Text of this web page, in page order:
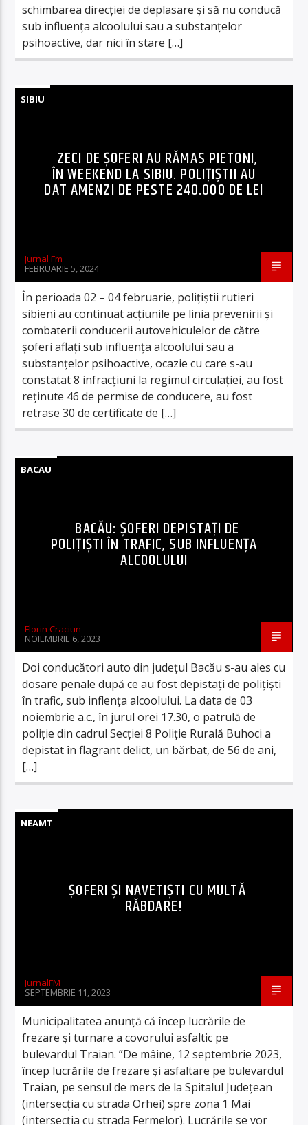
schimbarea direcției de deplasare și să nu conducă
sub influența alcoolului sau a substanțelor
psihoactive, dar nici în stare […]
SIBIU
ZECI DE ȘOFERI AU RĂMAS PIETONI,
ÎN WEEKEND LA SIBIU. POLIȚIȘTII AU
DAT AMENZI DE PESTE 240.000 DE LEI
Jurnal Fm
FEBRUARIE 5, 2024
În perioada 02 – 04 februarie, polițiștii rutieri
sibieni au continuat acțiunile pe linia prevenirii și
combaterii conducerii autovehiculelor de către
șoferi aflați sub influența alcoolului sau a
substanțelor psihoactive, ocazie cu care s-au
constatat 8 infracțiuni la regimul circulației, au fost
reținute 46 de permise de conducere, au fost
retrase 30 de certificate de […]
BACAU
BACĂU: ȘOFERI DEPISTAȚI DE
POLIȚIȘTI ÎN TRAFIC, SUB INFLUENȚA
ALCOOLULUI
Florin Craciun
NOIEMBRIE 6, 2023
Doi conducători auto din județul Bacău s-au ales cu
dosare penale după ce au fost depistați de polițiști
în trafic, sub inflența alcoolului. La data de 03
noiembrie a.c., în jurul orei 17.30, o patrulă de
poliție din cadrul Secției 8 Poliție Rurală Buhoci a
depistat în flagrant delict, un bărbat, de 56 de ani,
[…]
NEAMT
ȘOFERI ȘI NAVETIȘTI CU MULTĂ
RĂBDARE!
JurnalFM
SEPTEMBRIE 11, 2023
Municipalitatea anunță că încep lucrările de
frezare și turnare a covorului asfaltic pe
bulevardul Traian. ”De mâine, 12 septembrie 2023,
încep lucrările de frezare și asfaltare pe bulevardul
Traian, pe sensul de mers de la Spitalul Județean
(intersecția cu strada Orhei) spre zona 1 Mai
(intersecția cu strada Fermelor). Lucrările se vor